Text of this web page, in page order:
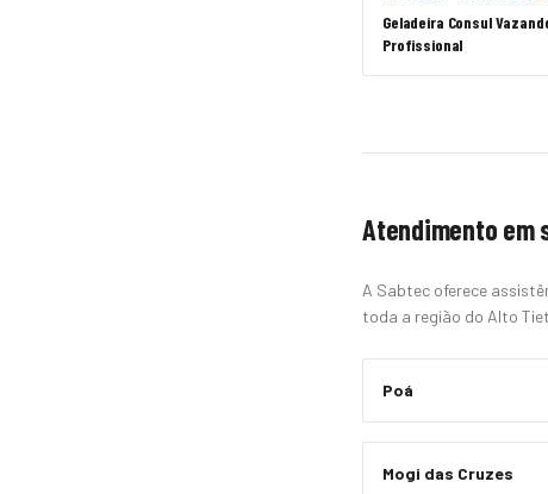
Geladeira Consul
Profissional
Atendimento em
A Sabtec oferece
toda a região do Alto
Poá
Mogi das Cruzes